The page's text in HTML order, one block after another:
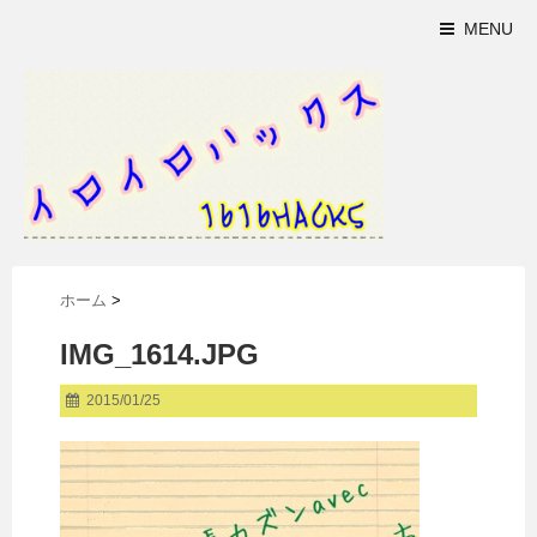
MENU
ホーム >
IMG_1614.JPG
2015/01/25